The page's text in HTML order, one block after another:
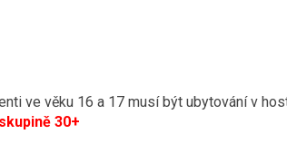
ve věku 16 a 17 musí být ubytování v
30+